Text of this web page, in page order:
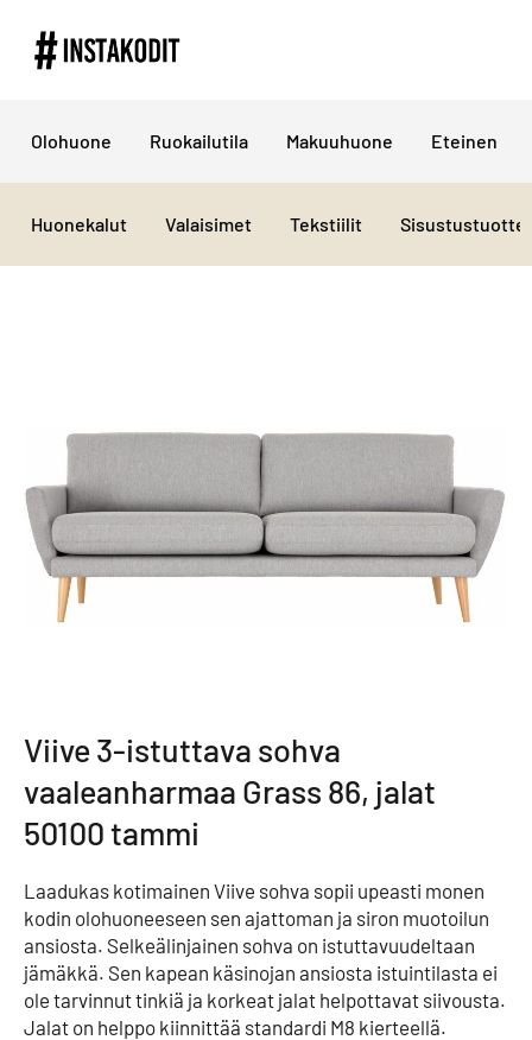
Olohuone Ruokailutila Makuuhuone Eteinen
Huonekalut Valaisimet Tekstiilit
Viive 3-istuttava sohva
vaaleanharmaa Grass 86, jalat
50100 tammi
Laadukas kotimainen Viive sohva sopii upeasti monen
kodin olohuoneeseen sen ajattoman ja siron muotoilun
ansiosta. Selkeälinjainen sohva on istuttavuudeltaan
jämäkkä. Sen kapean käsinojan ansiosta istuintilasta ei
ole tarvinnut tinkiä ja korkeat jalat helpottavat siivousta.
Jalat on helppo kiinnittää standardi M8 kierteellä.